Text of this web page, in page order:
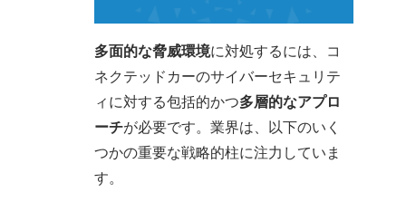
多面的な脅威環境に対処するには、コ
ネクテッドカーのサイバーセキュリテ
ィに対する包括的かつ多層的なアプロ
ーチが必要です。業界は、以下のいく
つかの重要な戦略的柱に注力していま
す。